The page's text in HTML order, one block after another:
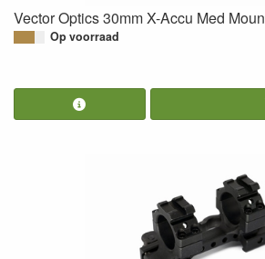
Vector Optics 30mm X-Accu Med
Op voorraad